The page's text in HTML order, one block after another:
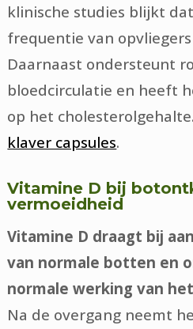
klinische studies blijkt
frequentie van
Daarnaast ondersteunt
bloedcirculatie en heeft
op het
klaver capsules.
Vitamine D bij
vermoeidheid
Vitamine D draagt bij
van normale botten en
normale werking van
Na de overgang neemt